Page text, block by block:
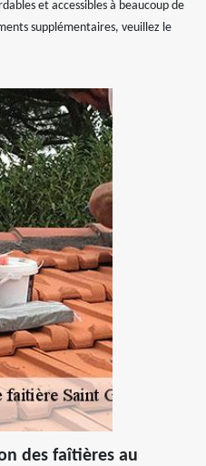
et accessibles à beaucoup de
supplémentaires, veuillez le
des faîtières au